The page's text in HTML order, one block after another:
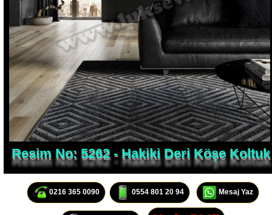
Resim No: 5262 - Hakiki Deri Köşe Koltuk
0216 365 0090 0554 801 20 94 Mesaj Yaz
0554 801 20 94 Kodu-5047